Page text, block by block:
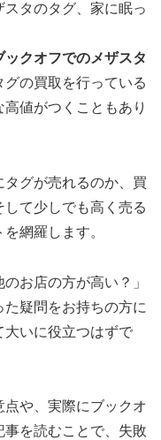
スタのタグ、家に眠っ
ックオフでのメザスタ
の買取を行っている
値がつくこともあり
グが売れるのか、買
て少しでも高く売る
網羅します。
お店の方が高い？」
た疑問をお持ちの方に
大いに役立つはずで
や、実際にブックオ
を読むことで、失敗